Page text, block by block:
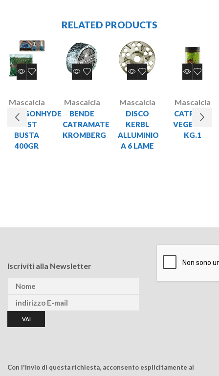
RELATED PRODUCTS
Mascalcia
DRAGONHYDE
DUST
BUSTA
400GR
Mascalcia
BENDE
CATRAMATE
KROMBERG
Mascalcia
DISCO
KERBL
ALLUMINIO
A 6 LAME
Mascalcia
CATRAME
VEGETALE
KG.1
Iscriviti alla Newsletter
Con l'invio di questa richiesta, acconsento esplicitamente al